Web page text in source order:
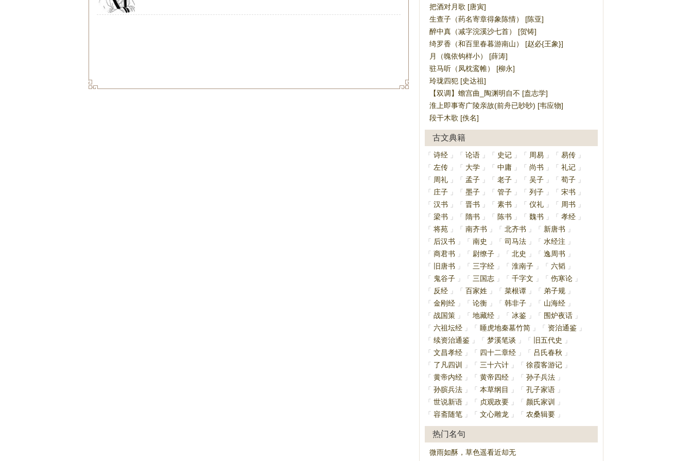
把酒对月歌 [唐寅]
生查子（药名寄章得象陈情） [陈亚]
醉中真（减字浣溪沙七首） [贺铸]
绮罗香（和百里春暮游南山） [赵必{王象}]
月（魄依钩样小） [薛涛]
驻马听（凤枕鸾帷） [柳永]
玲珑四犯 [史达祖]
【双调】蟾宫曲_陶渊明自不 [盍志学]
淮上即事寄广陵亲故(前舟已眇眇) [韦应物]
段干木歌 [佚名]
古文典籍
「 诗经 」 「 论语 」 「 史记 」 「 周易 」 「 易传 」
「
左传 」 「 大学 」 「 中庸 」 「 尚书 」 「 礼记 」
「
周礼 」 「 孟子 」 「 老子 」 「 吴子 」 「 荀子 」
「
庄子 」 「 墨子 」 「 管子 」 「 列子 」 「 宋书
」
「 汉书 」 「 晋书 」 「 素书 」 「 仪礼 」 「 周书
」
「 梁书 」 「 隋书 」 「 陈书 」 「 魏书 」 「 孝经 」
「 将苑 」 「 南齐书 」 「 北齐书 」 「 新唐书
」
「
后汉书 」 「 南史 」 「 司马法 」 「 水经注
」
「 商君书 」 「 尉缭子 」 「 北史 」 「 逸周书
」
「
旧唐书 」 「 三字经 」 「 淮南子 」 「 六韬 」
「
鬼谷子 」 「 三国志 」 「 千字文 」 「 伤寒论 」
「
反经 」 「 百家姓 」 「 菜根谭 」 「 弟子规 」
「 金刚经 」 「 论衡 」 「 韩非子 」 「 山海经 」
「 战国策 」 「 地藏经 」 「 冰鉴 」 「 围炉夜话 」
「 六祖坛经 」 「 睡虎地秦墓竹简 」 「 资治通鉴 」
「 续资治通鉴 」 「 梦溪笔谈 」 「 旧五代史
」
「 文昌孝经 」 「 四十二章经 」 「 吕氏春秋
」
「
了凡四训 」 「 三十六计 」 「 徐霞客游记 」
「 黄帝内经 」 「 黄帝四经 」 「 孙子兵法 」
「 孙膑兵法 」 「 本草纲目 」 「 孔子家语 」
「 世说新语 」 「 贞观政要 」 「 颜氏家训
」
「 容斋随笔 」 「 文心雕龙 」 「 农桑辑要 」
热门名句
微雨如酥，草色遥看近却无